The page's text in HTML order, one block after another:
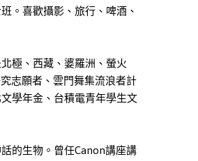
。喜歡攝影、旅行、啤酒、
極、西藏、婆羅洲、螢火
志願者、雲門舞集流浪者計
學年金、台積電青年學生文
的生物。曾任Canon講座講